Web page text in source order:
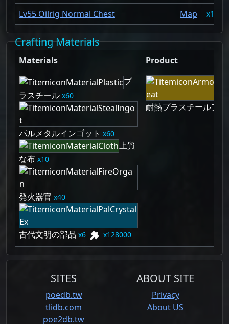
Lv55 Oilrig Normal Chest Map 1
Crafting Materials
Materials
Product
プ
ラスチール 60
パルメタルインゴット 60
上質
な布
10
発火器官 40
古代文明の部品 6 128000
耐熱プラスチールア
SITES
poedb.tw
tlidb.com
poe2db.tw
ABOUT SITE
Privacy
About US